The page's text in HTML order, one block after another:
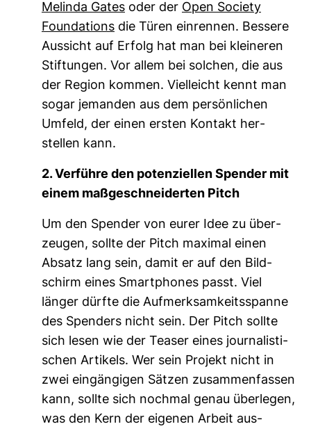
Melinda Gates oder der Open Society
Founda­tions die Türen ein­rennen. Bes­sere
Aus­sicht auf Erfolg hat man bei klei­neren
Stif­tungen. Vor allem bei sol­chen, die aus
der Region kommen. Viel­leicht kennt man
sogar jemanden aus dem per­sön­li­chen
Umfeld, der einen ersten Kon­takt her­
stellen kann.
2. Ver­führe den poten­zi­ellen Spender mit
einem maß­ge­schnei­derten Pitch
Um den Spender von eurer Idee zu über­
zeugen, sollte der Pitch maximal einen
Absatz lang sein, damit er auf den Bild­
schirm eines Smart­phones passt. Viel
länger dürfte die Auf­merk­sam­keits­spanne
des Spen­ders nicht sein. Der Pitch sollte
sich lesen wie der Teaser eines jour­na­lis­ti­
schen Arti­kels. Wer sein Pro­jekt nicht in
zwei ein­gän­gigen Sätzen zusam­men­fassen
kann, sollte sich nochmal genau über­legen,
was den Kern der eigenen Arbeit aus­